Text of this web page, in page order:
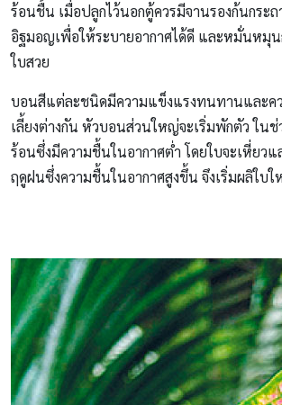
ร้อนชื้น เมื่อปลูกไว้นอกตู้ควรมีจานรองก้นกระ
อิฐมอญเพื่อให้ระบายอากาศได้ดี และหมั่นหมุ
ใบสวย
บอนสีแต่ละชนิดมีความแข็งแรงทนทานและคว
เลี้ยงต่างกัน หัวบอนส่วนใหญ่จะเริ่มพักตัว ใน
ร้อนซึ่งมีความชื้นในอากาศต่ำ โดยใบจะเหี่ยว
ฤดูฝนซึ่งความชื้นในอากาศสูงขึ้น จึงเริ่มผลิใบ